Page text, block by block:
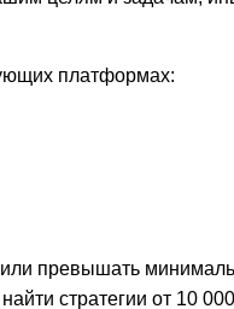
платформах:
превышать
стратегии от 10